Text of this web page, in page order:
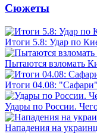
Сюжеты
Итоги 5.8: Удар по
Пытаются взломать
Итоги 04.08:
Удары по России.
Нападения на